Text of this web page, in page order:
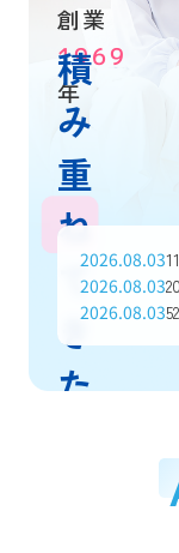
創業
1969
年
積
み
重
ね
て
き
た
2026.08.03
2026.08.03
2026.08.03